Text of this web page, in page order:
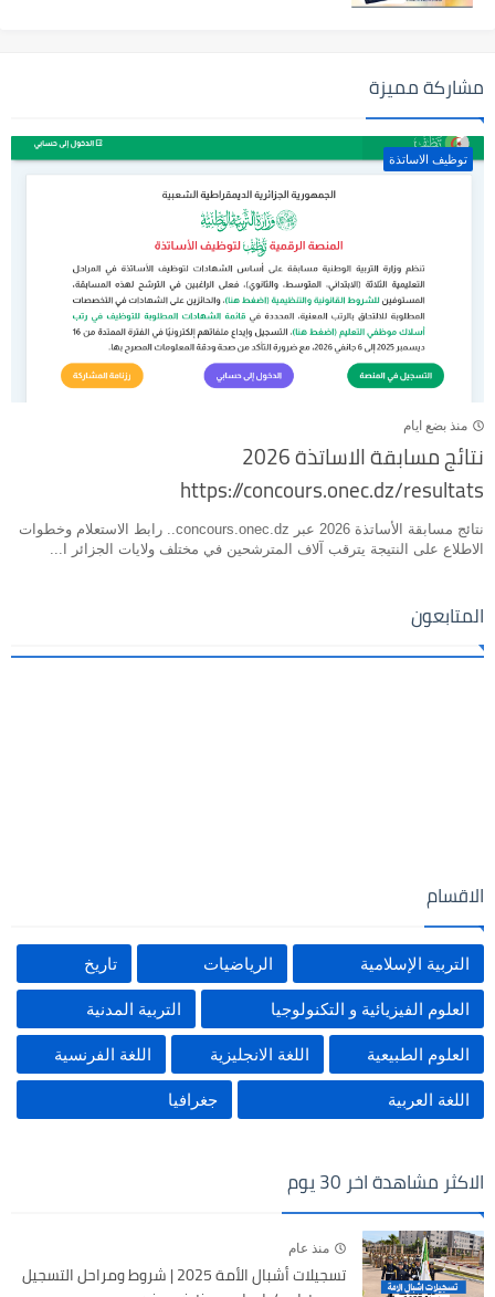
مشاركة مميزة
توظيف الاساتذة
منذ بضع ايام
نتائج مسابقة الاساتذة 2026
https://concours.onec.dz/resultats
نتائج مسابقة الأساتذة 2026 عبر concours.onec.dz.. رابط الاستعلام وخطوات
الاطلاع على النتيجة يترقب آلاف المترشحين في مختلف ولايات الجزائر ا...
المتابعون
الاقسام
التربية الإسلامية الرياضيات تاريخ
العلوم الفيزيائية و التكنولوجيا التربية المدنية
العلوم الطبيعية اللغة الانجليزية اللغة الفرنسية
اللغة العربية جغرافيا
الاكثر مشاهدة اخر 30 يوم
منذ عام
تسجيلات أشبال الأمة 2025 | شروط ومراحل التسجيل